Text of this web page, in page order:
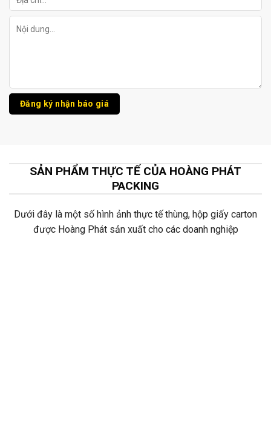
SẢN PHẨM THỰC TẾ CỦA HOÀNG PHÁT
PACKING
Dưới đây là một số hình ảnh thực tế thùng, hộp giấy carton
được Hoàng Phát sản xuất cho các doanh nghiệp